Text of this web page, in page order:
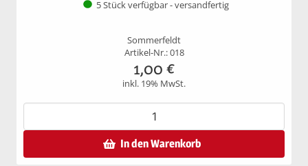
5 Stück verfügbar - versandfertig
Sommerfeldt
Artikel-Nr.: 018
1,00 €
inkl. 19% MwSt.
In den Warenkorb